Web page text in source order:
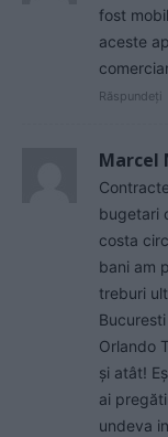
fost
aceste
Răspundeți
Marcel
bugetari
costa
bani am
treburi
Orlando
și atât!
ai
undeva